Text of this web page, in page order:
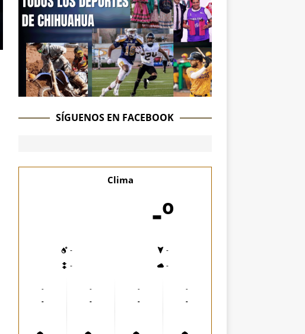
SÍGUENOS EN FACEBOOK
Clima
-º
-
-
-
-
-
-
-
-
-
-
-
-